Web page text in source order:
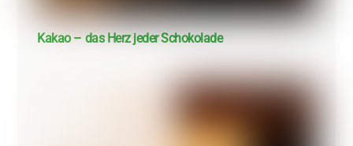
Kakao – das Herz jeder Schokolade